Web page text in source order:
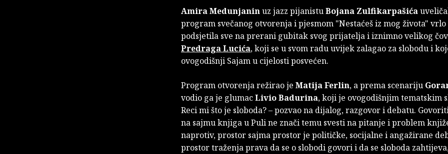
Amira Medunjaninuz jazz pijanistuBojana Zulfikarpašića
program svečanog otvorenja i pjesmom "Nestaćeš iz mog života"
podsjetila sve na prerani gubitak svog prijatelja i iznimno velikog
Predraga Lucića, koji se u svom radu uvijek zalagao za slobodu i
ovogodišnji Sajam u cijelosti posvećen.
Program otvorenja režirao je Matija Ferlin, a prema scenariju
vodio ga je glumacLivio Badurina, koji je ovogodišnjim tematskim
Reci mi što je sloboda? – pozvao na dijalog, razgovor i debatu.
na sajmu knjiga u Puli ne znači temu svesti na pitanje i problem
naprotiv, prostor sajma prostor je političke, socijalne i angažirane
prostor traženja prava da se o slobodi govori i da se sloboda